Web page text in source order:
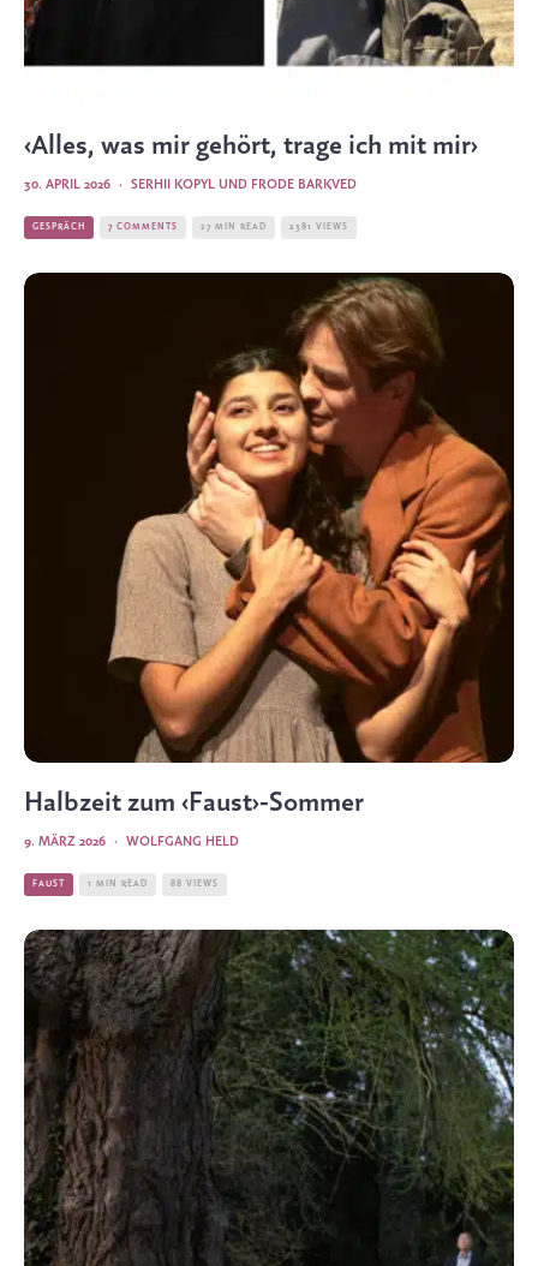
‹Alles, was mir gehört, trage ich mit mir›
SERHII KOPYL UND FRODE BARKVED
·
30. APRIL 2026
GESPRÄCH 7 COMMENTS 27 MIN READ 2381 VIEWS
Halbzeit zum ‹Faust›-Sommer
WOLFGANG HELD
·
9. MÄRZ 2026
FAUST 1 MIN READ 88 VIEWS